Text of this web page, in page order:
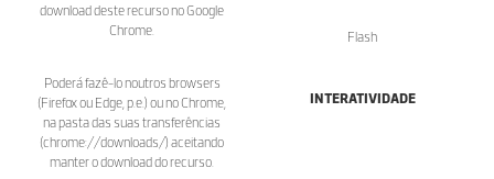
download deste recurso no Google
Chrome.
Poderá fazê-lo noutros browsers
(Firefox ou Edge, p.e.) ou no Chrome,
na pasta das suas transferências
(chrome://downloads/) aceitando
manter o download do recurso.
Flash
INTERATIVIDADE